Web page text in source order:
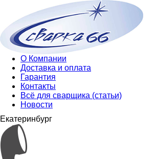
О Компании
Доставка и оплата
Гарантия
Контакты
Всё для сварщика (статьи)
Новости
Екатеринбург